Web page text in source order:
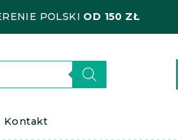
POLSKI OD 150 ZŁ
Kontakt